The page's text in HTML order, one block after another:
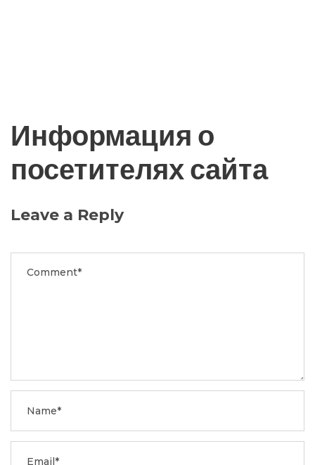
Информация о
посетителях сайта
Leave a Reply